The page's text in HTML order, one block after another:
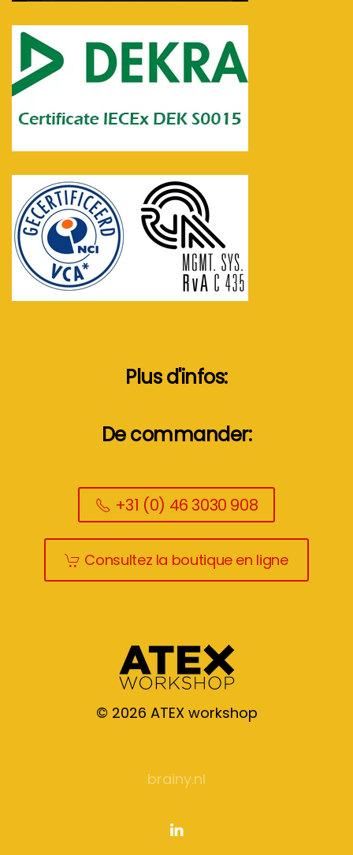
Plus d'infos:
De commander:
+31 (0) 46 3030 908
Consultez la boutique en ligne
© 2026 ATEX workshop
brainy.nl